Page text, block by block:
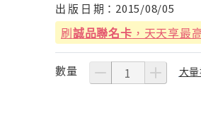
出 版 日 期： 2015/08/05
刷誠品聯名卡 ，天天享最
數量 大